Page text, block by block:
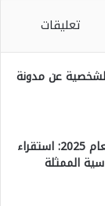
تعليقات
عن مدونة
خارطة الانتخابات البرلمانية لعام 2025: استقراء
الممثلة